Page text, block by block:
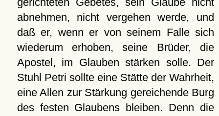
abnehmen, nicht vergehen werde, und
daß er, wenn er von seinem Falle sich
wiederum erhoben, seine Brüder, die
Apostel, im Glauben stärken solle. Der
Stuhl Petri sollte eine Stätte der Wahrheit,
eine Allen zur Stärkung gereichende Burg
des festen Glaubens bleiben. Denn die